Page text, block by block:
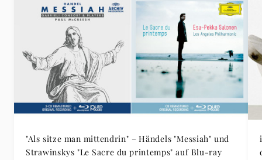
"Als sitze man mittendrin" – Händels "Messiah" und
Strawinskys "Le Sacre du printemps" auf Blu-ray